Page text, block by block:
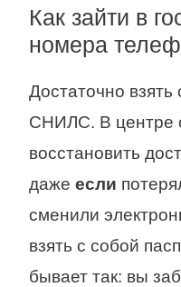
Как зайти в
номера
Достаточно взять
СНИЛС. В центре
восстановить
даже если
сменили
взять с собой
бывает так: вы